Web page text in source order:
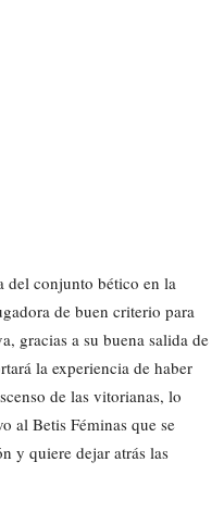
del conjunto bético en la
de buen criterio para
gracias a su buena salida de
la experiencia de haber
de las vitorianas, lo
al Betis Féminas que se
y quiere dejar atrás las